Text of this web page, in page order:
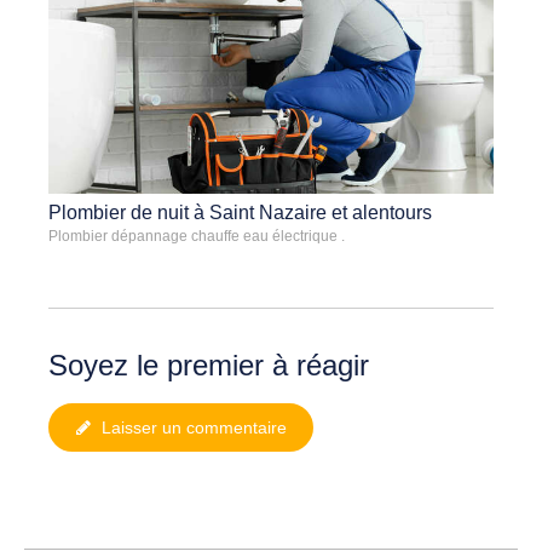
Plombier de nuit à Saint Nazaire et alentours
Plombier dépannage chauffe eau électrique .
Soyez le premier à réagir
Laisser un commentaire